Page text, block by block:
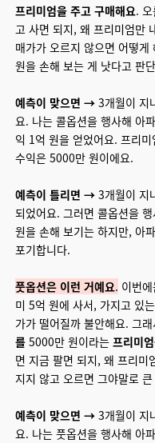
프리미엄을 주고 구매해요. 오
고 사면 되지, 왜 프리미엄만
매가가 오르지 않으면 어떻
원을 손해 보는 게 낫다고 판
예측이 맞으면 →3개월이 지
요. 나는 콜옵션을 행사해 아
익 1억 원을 얻었어요. 프리
수익은 5000만 원이에요.
예측이 틀리면 →3개월이 지
되었어요. 그러면 콜옵션을
원을 손해 보기는 하지만, 아
포기합니다.
풋옵션은 이런 거예요. 이번
미 5억 원에 사서, 가지고 있
가가 떨어질까 불안해요. 그
를5000만 원이라는 프리미
면 지금 팔면 되지, 왜 프리미
지지 않고 오르면 그야말로
예측이 맞으면 →3개월이 지
요. 나는 풋옵션을 행사해 아